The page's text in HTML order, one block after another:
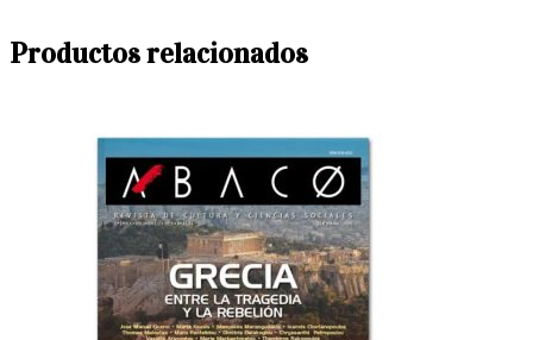
Productos relacionados